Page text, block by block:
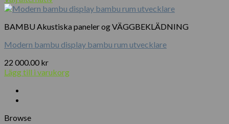
till
Den
produkten
flera
De
olika
kan
väljas
på
BAMBU Akustiska paneler og VÄGGBEKLÄDNING
Modern bambu display bambu rum utvecklare
22 000.00 kr
Lägg till i varukorg
Browse